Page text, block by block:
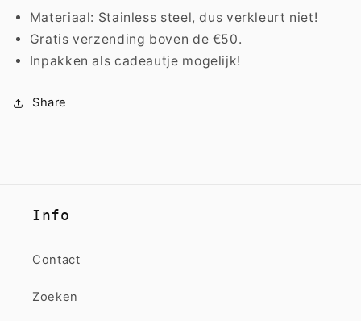
Materiaal: Stainless steel, dus verkleurt niet!
Gratis verzending boven de €50.
Inpakken als cadeautje mogelijk!
Share
Info
Contact
Zoeken